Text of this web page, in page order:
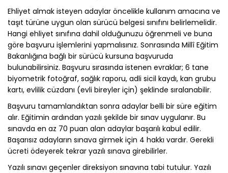
Ehliyet almak isteyen adaylar öncelikle kullanım amacına ve
taşıt türüne uygun olan sürücü belgesi sınıfını belirlemelidir.
Hangi ehliyet sınıfına dahil olduğunuzu öğrenmeli ve buna
göre başvuru işlemlerini yapmalısınız. Sonrasında Millî Eğitim
Bakanlığına bağlı bir sürücü kursuna başvuruda
bulunabilirsiniz. Başvuru sırasında istenen evraklar; 6 tane
biyometrik fotoğraf, sağlık raporu, adli sicil kaydı, kan grubu
kartı, evlilik cüzdanı (evli bireyler için) şeklinde sıralanabilir.
Başvuru tamamlandıktan sonra adaylar belli bir süre eğitim
alır. Eğitimin ardından yazılı şekilde bir sınav uygulanır. Bu
sınavda en az 70 puan alan adaylar başarılı kabul edilir.
Başarısız adayların sınava girmek için 4 hakkı vardır. Gerekli
ücreti ödeyerek tekrar yazılı sınava girebilirler.
Yazılı sınavı geçenler direksiyon sınavına tabi tutulur. Yazılı